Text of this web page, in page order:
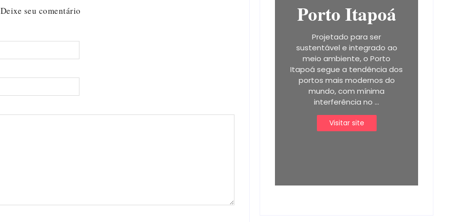
Deixe seu comentário Porto Itapoá
Projetado para ser
sustentável e integrado ao
meio ambiente, o Porto
Itapoá segue a tendência dos
portos mais modernos do
mundo, com mínima
interferência no ...
Visitar site